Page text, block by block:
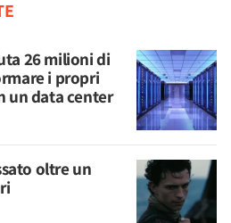
26 milioni di
i propri
un data center
oltre un